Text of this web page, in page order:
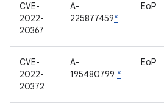
CVE-
2022-
20367
A-
225877459*
EoP
CVE-
2022-
20372
A-
195480799 *
EoP